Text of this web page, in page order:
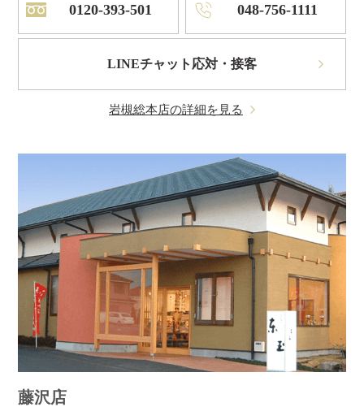
0120-393-501 048-756-1111
LINEチャット応対・接客
岩槻総本店の詳細を見る
藤沢店